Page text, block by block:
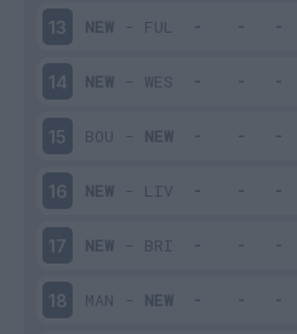
13 NEW - FUL
14 NEW - WES
15 BOU - NEW
16 NEW - LIV
17 NEW - BRI
18 MAN - NEW